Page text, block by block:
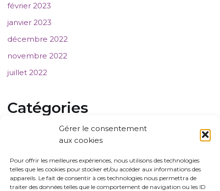
Gérer le consentement
aux cookies
Pour offrir les meilleures expériences, nous utilisons des technologies
telles que les cookies pour stocker et/ou accéder aux informations des
appareils. Le fait de consentir à ces technologies nous permettra de
traiter des données telles que le comportement de navigation ou les ID
février 2023
janvier 2023
décembre 2022
novembre 2022
juillet 2022
Catégories
Communiqué de presse
Membres
Non classé